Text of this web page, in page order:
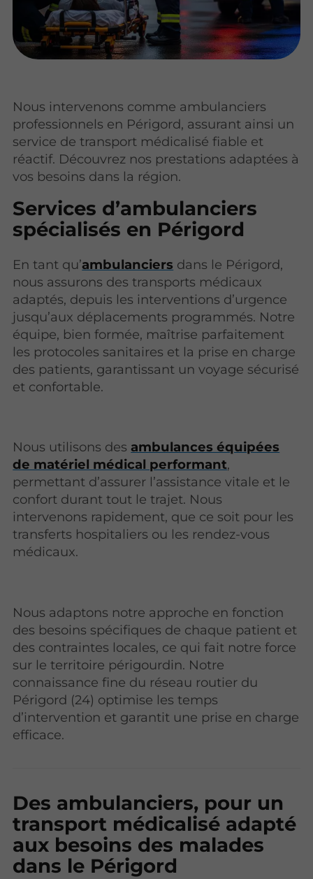
Nous intervenons comme ambulanciers
professionnels en Périgord, assurant ainsi un
service de transport médicalisé fiable et
réactif. Découvrez nos prestations adaptées à
vos besoins dans la région.
Services d’ambulanciers
spécialisés en Périgord
En tant qu’ambulanciers dans le Périgord,
nous assurons des transports médicaux
adaptés, depuis les interventions d’urgence
jusqu’aux déplacements programmés. Notre
équipe, bien formée, maîtrise parfaitement
les protocoles sanitaires et la prise en charge
des patients, garantissant un voyage sécurisé
et confortable.
Nous utilisons des ambulances équipées
de matériel médical performant,
permettant d’assurer l’assistance vitale et le
confort durant tout le trajet. Nous
intervenons rapidement, que ce soit pour les
transferts hospitaliers ou les rendez-vous
médicaux.
Nous adaptons notre approche en fonction
des besoins spécifiques de chaque patient et
des contraintes locales, ce qui fait notre force
sur le territoire périgourdin. Notre
connaissance fine du réseau routier du
Périgord (24) optimise les temps
d’intervention et garantit une prise en charge
efficace.
Des ambulanciers, pour un
transport médicalisé adapté
aux besoins des malades
dans le Périgord